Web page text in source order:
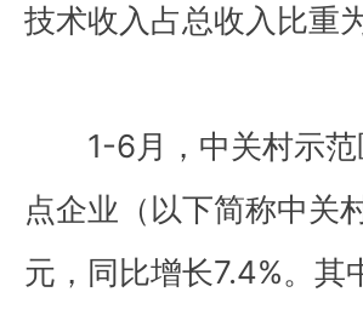
技术收入占总收入比重
1-6月，中关村示
点企业（以下简称中关
元，同比增长7.4%。